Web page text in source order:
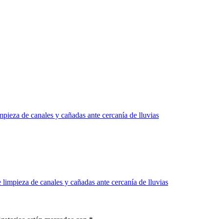
de canales y cañadas ante cercanía de lluvias
de canales y cañadas ante cercanía de lluvias